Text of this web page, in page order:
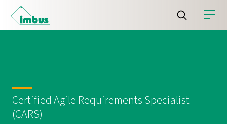
Certified Agile Requirements Specialist
(CARS)